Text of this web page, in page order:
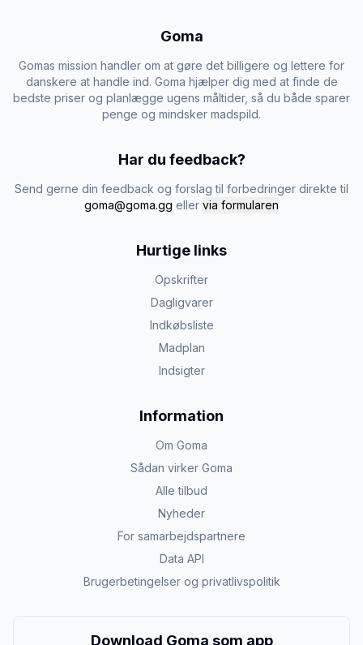
Goma
Gomas mission handler om at gøre det billigere og lettere for
danskere at handle ind. Goma hjælper dig med at finde de
bedste priser og planlægge ugens måltider, så du både sparer
penge og mindsker madspild.
Har du feedback?
Send gerne din feedback og forslag til forbedringer direkte til
goma@goma.gg eller via formularen
Hurtige links
Opskrifter
Dagligvarer
Indkøbsliste
Madplan
Indsigter
Information
Om Goma
Sådan virker Goma
Alle tilbud
Nyheder
For samarbejdspartnere
Data API
Brugerbetingelser og privatlivspolitik
Download Goma som app